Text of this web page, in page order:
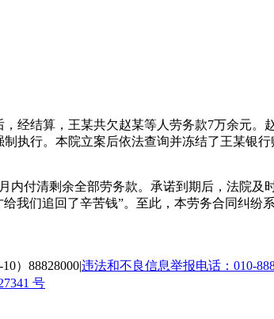
经结算，王某共欠赵某等人劳务款7万余元
行。本院立案后依法查询并冻结了王某银
付清剩余全部劳务款。承诺到期后，法院及
们追回了辛苦钱”。至此，本劳务合同纠纷
）88828000|违法和不良信息举报电话：010-
号